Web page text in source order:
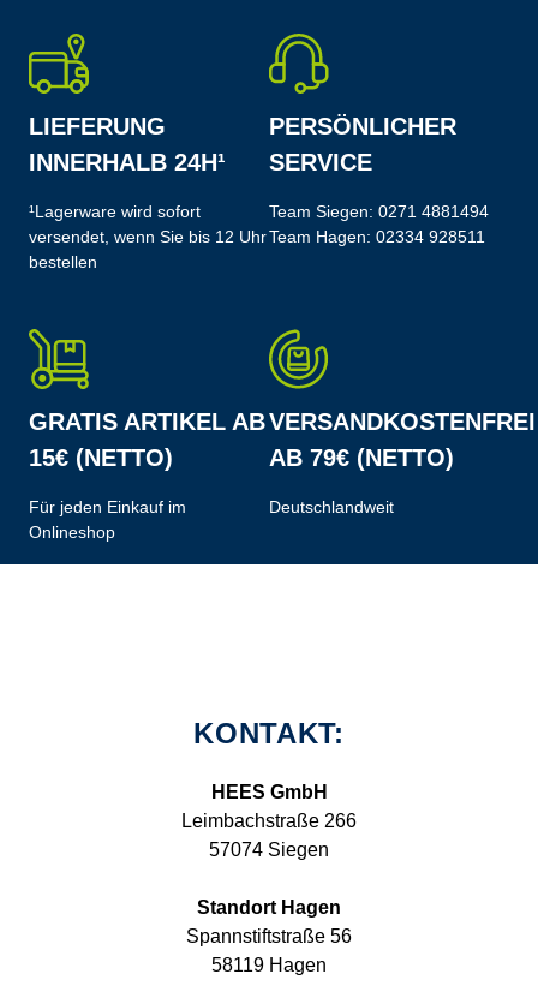
LIEFERUNG
INNERHALB 24H¹
¹Lagerware wird sofort
versendet, wenn Sie bis 12 Uhr
bestellen
PERSÖNLICHER
SERVICE
Team Siegen: 0271 4881494
Team Hagen: 02334 928511
GRATIS ARTIKEL AB
15€ (NETTO)
Für jeden Einkauf im
Onlineshop
VERSANDKOSTENFREI
AB 79€ (NETTO)
Deutschlandweit
KONTAKT:
HEES GmbH
Leimbachstraße 266
57074 Siegen
Standort Hagen
Spannstiftstraße 56
58119 Hagen